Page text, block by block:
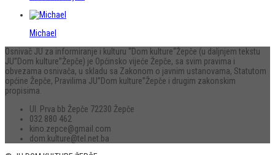
Michael
Osnivač JU za informiranje i kulturu “Dom kulture“Žepče (u daljnjem tekstu
JU”Dom kulture”Žepče) je Općinsko vijeće Žepče, sa svim pravima i
obvezama osnivača, u skladu sa Zakonom o javnim ustanovama, Statutom
općine Žepče, Pravilima JU”Dom kulture”Žepče i drugim zakonskim
propisima.
Ul. Prva bb Žepče 72230 Žepče
032 880 462
kino.zepce@gmail.com
dom.kulture@tel.net.ba